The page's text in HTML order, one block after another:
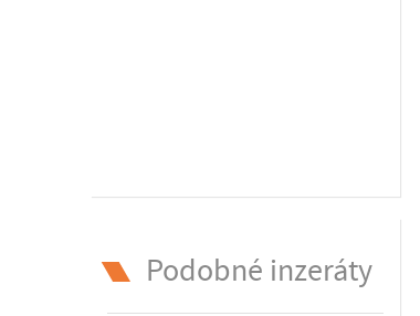
Podobné inzeráty